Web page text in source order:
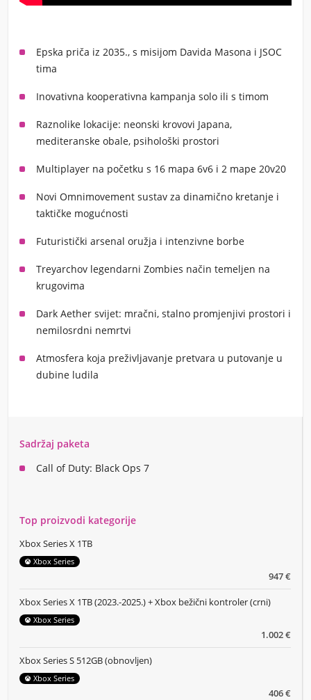
Epska priča iz 2035., s misijom Davida Masona i JSOC
tima
Inovativna kooperativna kampanja solo ili s timom
Raznolike lokacije: neonski krovovi Japana,
mediteranske obale, psihološki prostori
Multiplayer na početku s 16 mapa 6v6 i 2 mape 20v20
Novi Omnimovement sustav za dinamično kretanje i
taktičke mogućnosti
Futuristički arsenal oružja i intenzivne borbe
Treyarchov legendarni Zombies način temeljen na
krugovima
Dark Aether svijet: mračni, stalno promjenjivi prostori i
nemilosrdni nemrtvi
Atmosfera koja preživljavanje pretvara u putovanje u
dubine ludila
Sadržaj paketa
Call of Duty: Black Ops 7
Top proizvodi kategorije
947 €
Xbox Series X 1TB
Xbox Series
1.002 €
Xbox Series X 1TB (2023.-2025.) + Xbox bežični kontroler (crni)
Xbox Series
406 €
Xbox Series S 512GB (obnovljen)
Xbox Series